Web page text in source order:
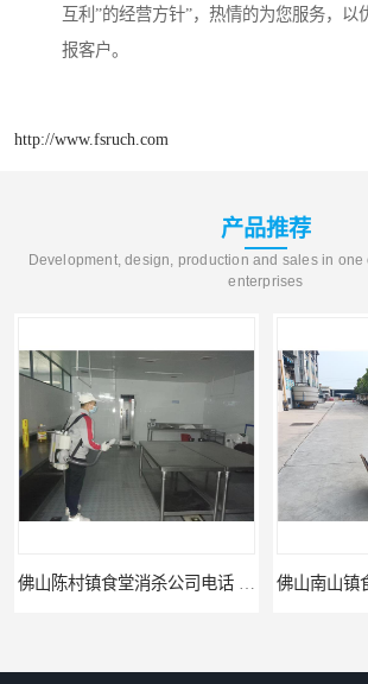
互利”的经营方针”，热情的为您服务，以
报客户。
http://www.fsruch.com
产品推荐
Development, design, production and sales in one
enterprises